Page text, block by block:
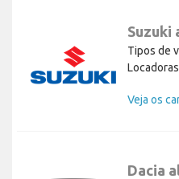
Suzuki
Tipos de
Veja os
Dacia